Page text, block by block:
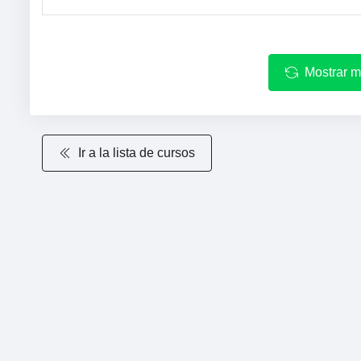
Mostrar
Ir a la lista de cursos